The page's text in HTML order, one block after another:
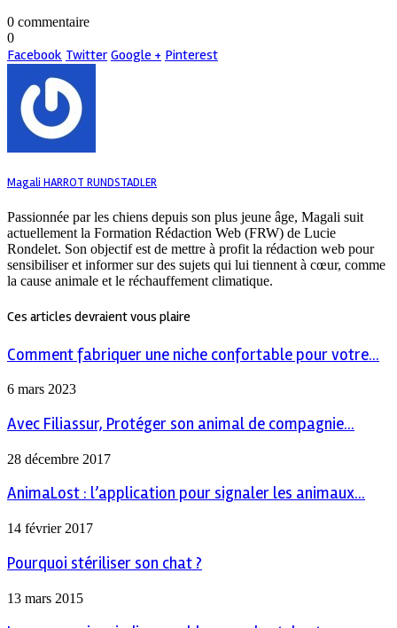
0 commentaire
0
Facebook Twitter Google + Pinterest
Magali HARROT RUNDSTADLER
Passionnée par les chiens depuis son plus jeune âge, Magali suit
actuellement la Formation Rédaction Web (FRW) de Lucie
Rondelet. Son objectif est de mettre à profit la rédaction web pour
sensibiliser et informer sur des sujets qui lui tiennent à cœur, comme
la cause animale et le réchauffement climatique.
Ces articles devraient vous plaire
Comment fabriquer une niche confortable pour votre...
6 mars 2023
Avec Filiassur, Protéger son animal de compagnie...
28 décembre 2017
AnimaLost : l’application pour signaler les animaux...
14 février 2017
Pourquoi stériliser son chat ?
13 mars 2015